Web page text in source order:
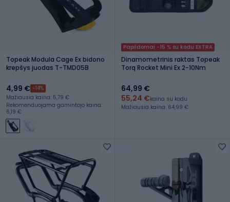
Topeak Modula Cage Ex bidono
krepšys juodas T-TMD05B
4,99 € -14%
Mažiausia kaina: 5,79 €
Rekomenduojama gamintojo kaina:
6,19 €
Papildomai -15 % su kodu EXTRA
Dinamometrinis raktas Topeak
Torq Rocket Mini Ex 2-10Nm
64,99 €
55,24 €kaina su kodu
Mažiausia kaina: 64,99 €